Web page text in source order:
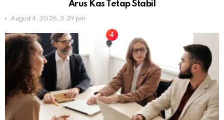
Arus Kas Tetap Stabil
August 4, 2026, 3:29 pm